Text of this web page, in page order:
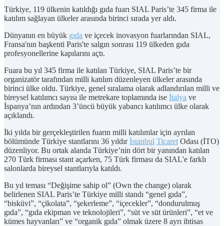
Türkiye, 119 ülkenin katıldığı gıda fuarı SIAL Paris’te 345 firma ile
katılım sağlayan ülkeler arasında birinci sırada yer aldı.
Dünyanın en büyük gıda ve içecek inovasyon fuarlarından SIAL,
Fransa'nın başkenti Paris'te salgın sonrası 119 ülkeden gıda
profesyonellerine kapılarını açtı.
Fuara bu yıl 345 firma ile katılan Türkiye, SIAL Paris’te bir
organizatör tarafından milli katılım düzenleyen ülkeler arasında
birinci ülke oldu. Türkiye, genel sıralama olarak adlandırılan milli ve
bireysel katılımcı sayısı ile metrekare toplamında ise İtalya ve
İspanya’nın ardından 3’üncü büyük yabancı katılımcı ülke olarak
açıklandı.
İki yılda bir gerçekleştirilen fuarın milli katılımlar için ayrılan
bölümünde Türkiye stantlarını 36 yıldırİstanbul Ticaret Odası (İTO)
düzenliyor. Bu ortak alanda Türkiye’nin dört bir yanından katılan
270 Türk firması stant açarken, 75 Türk firması da SIAL'e farklı
salonlarda bireysel stantlarıyla katıldı.
Bu yıl teması “Değişime sahip ol” (Own the change) olarak
belirlenen SIAL Paris’te Türkiye milli standı “genel gıda”,
“bisküvi”, “çikolata”, “şekerleme”, “içecekler”, “dondurulmuş
gıda”, “gıda ekipman ve teknolojileri”, “süt ve süt ürünleri”, “et ve
kümes hayvanları” ve “organik gıda” olmak üzere 8 ayrı ihtisas